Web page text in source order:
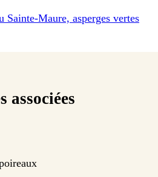
Sainte-Maure, asperges vertes
associées